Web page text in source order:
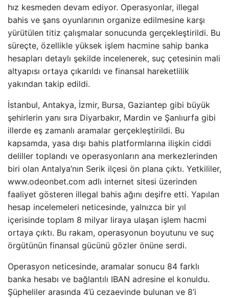
hız kesmeden devam ediyor. Operasyonlar, illegal
bahis ve şans oyunlarının organize edilmesine karşı
yürütülen titiz çalışmalar sonucunda gerçekleştirildi. Bu
süreçte, özellikle yüksek işlem hacmine sahip banka
hesapları detaylı şekilde incelenerek, suç çetesinin mali
altyapısı ortaya çıkarıldı ve finansal hareketlilik
yakından takip edildi.
İstanbul, Antakya, İzmir, Bursa, Gaziantep gibi büyük
şehirlerin yanı sıra Diyarbakır, Mardin ve Şanlıurfa gibi
illerde eş zamanlı aramalar gerçekleştirildi. Bu
kapsamda, yasa dışı bahis platformlarına ilişkin ciddi
deliller toplandı ve operasyonların ana merkezlerinden
biri olan Antalya’nın Serik ilçesi ön plana çıktı. Yetkililer,
www.odeonbet.com adlı internet sitesi üzerinden
faaliyet gösteren illegal bahis ağını deşifre etti. Yapılan
hesap incelemeleri neticesinde, yalnızca bir yıl
içerisinde toplam 8 milyar liraya ulaşan işlem hacmi
ortaya çıktı. Bu rakam, operasyonun boyutunu ve suç
örgütünün finansal gücünü gözler önüne serdi.
Operasyon neticesinde, aramalar sonucu 84 farklı
banka hesabı ve bağlantılı IBAN adresine el konuldu.
Şüpheliler arasında 4’ü cezaevinde bulunan ve 8’i